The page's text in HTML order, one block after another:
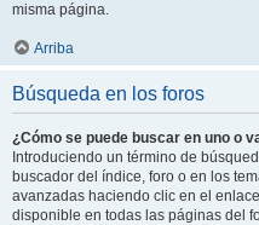
misma página.
Arriba
Búsqueda en los foros
¿Cómo se puede buscar en uno o
Introduciendo un término de
buscador del índice, foro o en los
avanzadas haciendo clic en el
disponible en todas las páginas del